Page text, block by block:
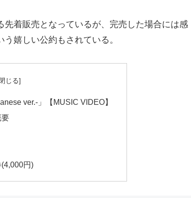
着販売となっているが、完売した場合には感
嬉しい公約もされている。
ver.-」【MUSIC VIDEO】
円)